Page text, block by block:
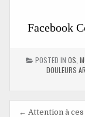
Facebook
POSTED IN OS,
DOULEURS
← Attention à